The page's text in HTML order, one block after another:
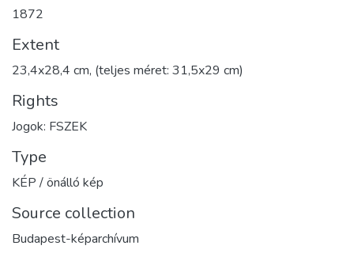
1872
Extent
23,4x28,4 cm, (teljes méret: 31,5x29 cm)
Rights
Jogok: FSZEK
Type
KÉP / önálló kép
Source collection
Budapest-képarchívum